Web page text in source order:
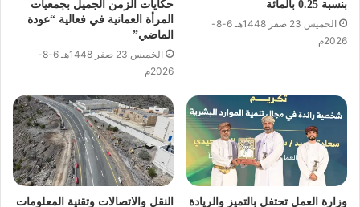
بنسبة 0.25 بالمائة
الخميس 23 صفر 1448هـ 6-8-
2026م
حكايات الزمن الجميل بجمعيات
المرأة العمانية في فعالية “عودة
الماضي”
الخميس 23 صفر 1448هـ 6-8-
2026م
وزارة العمل تحتفل بالتميز والريادة
النقل والاتصالات وتقنية المعلومات